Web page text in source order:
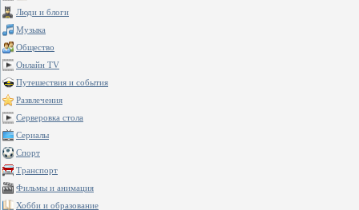
Люди и блоги
Музыка
Общество
Онлайн TV
Путешествия и события
Развлечения
Серверовка стола
Сериалы
Спорт
Транспорт
Фильмы и анимация
Хобби и образование